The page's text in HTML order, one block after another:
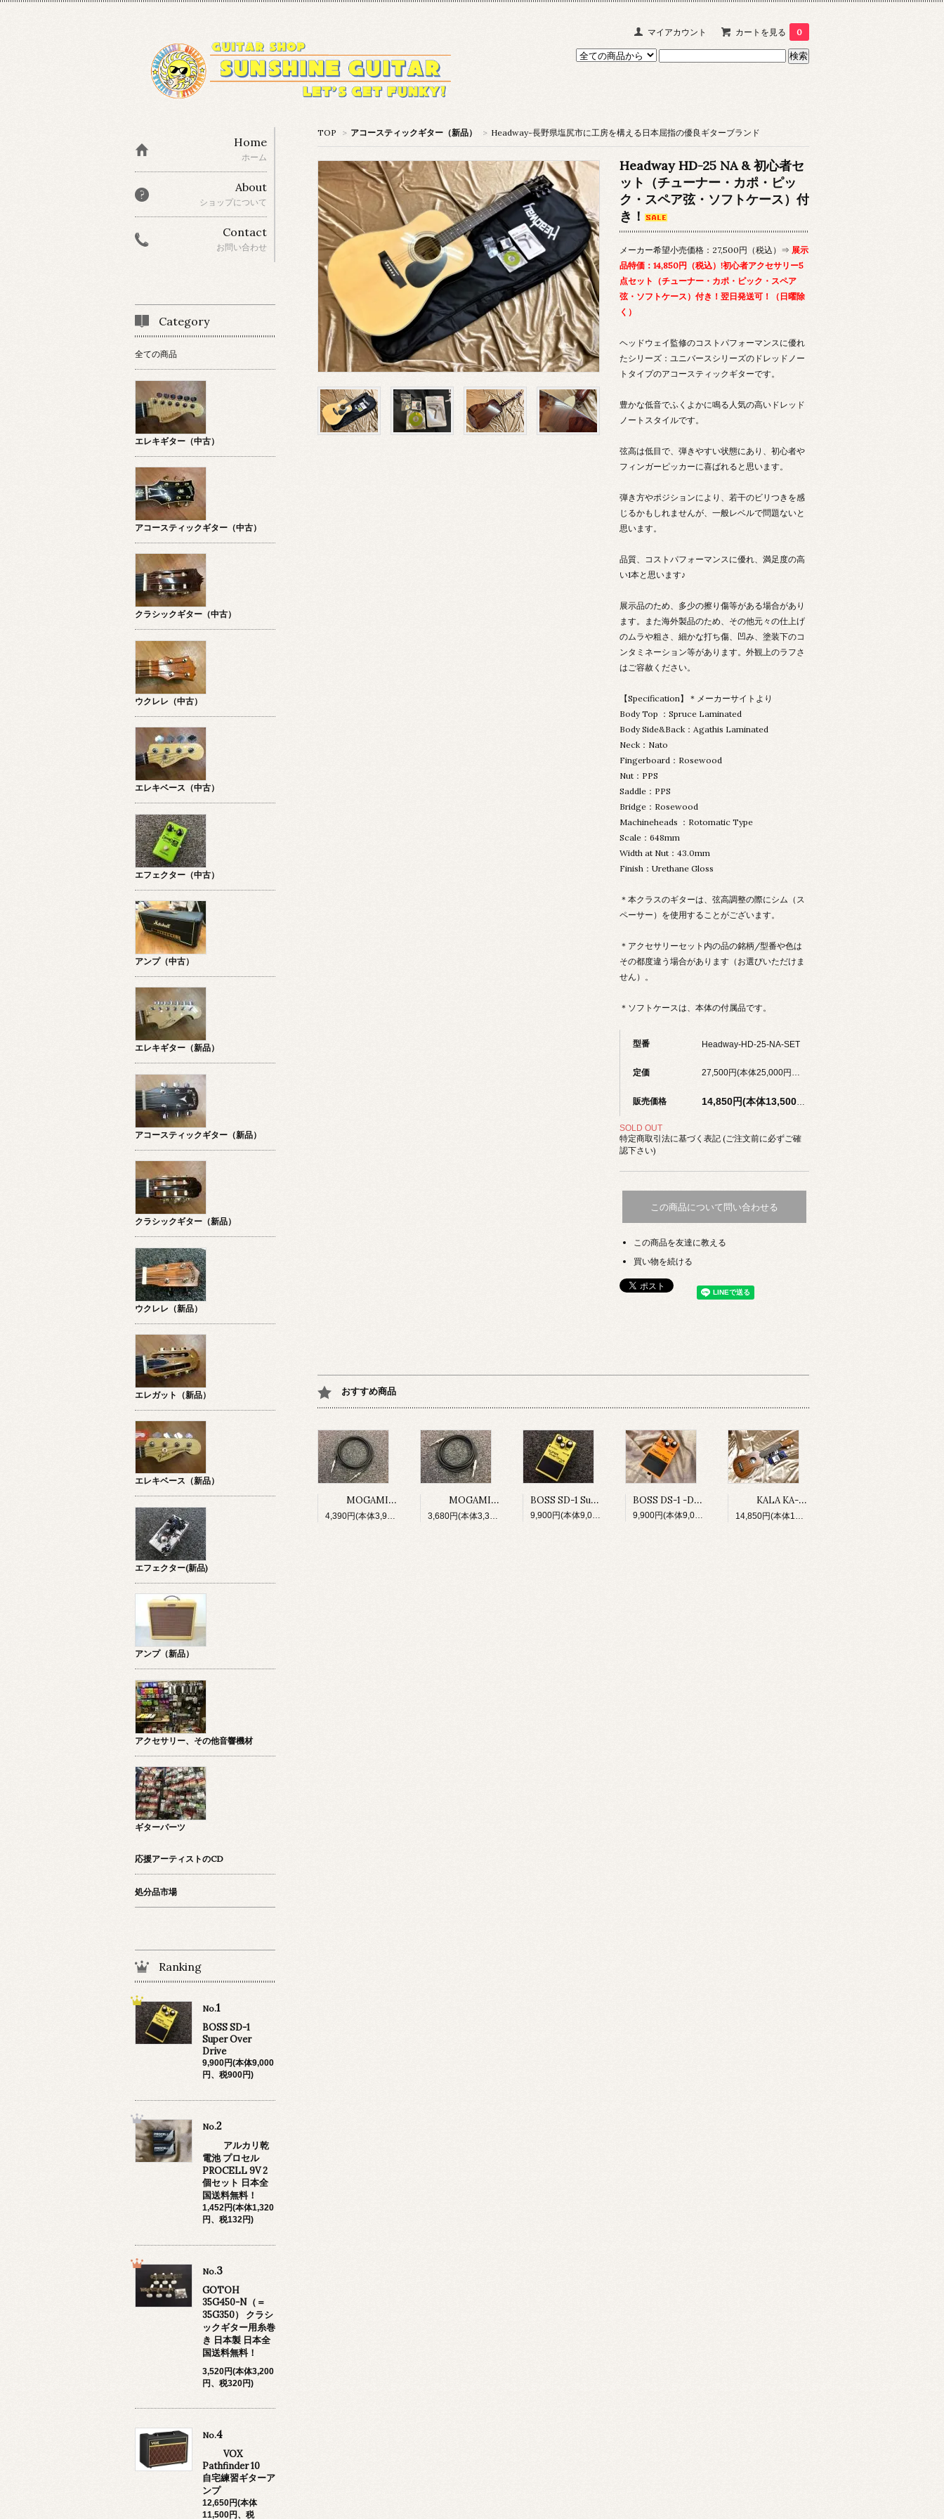
マイアカウント カートを見る 0
TOP > アコースティックギター（新品） > Headway-長野県塩尻市に工房を構える日本屈指の優良ギターブランド
Headway HD-25 NA & 初心者セ
ット（チューナー・カポ・ピッ
ク・スペア弦・ソフトケース）付
き！
メーカー希望小売価格：27,500円（税込）⇒ 展示
品特価：14,850円（税込）!初心者アクセサリー5
点セット（チューナー・カポ・ピック・スペア
弦・ソフトケース）付き！翌日発送可！（日曜除
く）
ヘッドウェイ監修のコストパフォーマンスに優れ
たシリーズ：ユニバースシリーズのドレッドノー
トタイプのアコースティックギターです。
豊かな低音でふくよかに鳴る人気の高いドレッド
ノートスタイルです。
弦高は低目で、弾きやすい状態にあり、初心者や
フィンガーピッカーに喜ばれると思います。
弾き方やポジションにより、若干のビリつきを感
じるかもしれませんが、一般レベルで問題ないと
思います。
品質、コストパフォーマンスに優れ、満足度の高
い1本と思います♪
展示品のため、多少の擦り傷等がある場合があり
ます。また海外製品のため、その他元々の仕上げ
のムラや粗さ、細かな打ち傷、凹み、塗装下のコ
ンタミネーション等があります。外観上のラフさ
はご容赦ください。
【Specification】＊メーカーサイトより
Body Top ：Spruce Laminated
Body Side&Back：Agathis Laminated
Neck：Nato
Fingerboard：Rosewood
Nut：PPS
Saddle：PPS
Bridge：Rosewood
Machineheads ：Rotomatic Type
Scale：648mm
Width at Nut：43.0mm
Finish：Urethane Gloss
＊本クラスのギターは、弦高調整の際にシム（ス
ペーサー）を使用することがございます。
＊アクセサリーセット内の品の銘柄/型番や色は
その都度違う場合があります（お選びいただけま
せん）。
＊ソフトケースは、本体の付属品です。
型番 Headway-HD-25-NA-SET
定価 27,500円(本体25,000円、税2,500円)
販売価格
SOLD OUT
特定商取引法に基づく表記 (ご注文前に必ずご確
認下さい)
この商品について問い合わせる
この商品を友達に教える
買い物を続ける
おすすめ商品
MOGAMI No,2524 w/Switchcraft 280 プラグ 5M 日本全国送料無料！
4,390円(本体3,991円、税399円)
MOGAMI No,2524 w/Switchcraft 280 プラグ 3M 日本全国送料無料！
3,680円(本体3,345円、税335円)
BOSS SD-1 Super Over Drive
9,900円(本体9,000円、税900円)
BOSS DS-1 -Distortion-
9,900円(本体9,000円、税900円)
KALA KA-S ソプラノ・ウクレレ ＆初心者セット（チューナー、ストラップボタン×2、ソフトケース）
14,850円(本体13,500円、税1,350円)
Home
ホーム
About
ショップについて
Contact
お問い合わせ
Category
全ての商品
エレキギター（中古）
アコースティックギター（中古）
クラシックギター（中古）
ウクレレ（中古）
エレキベース（中古）
エフェクター（中古）
アンプ（中古）
エレキギター（新品）
アコースティックギター（新品）
クラシックギター（新品）
ウクレレ（新品）
エレガット（新品）
エレキベース（新品）
エフェクター(新品)
アンプ（新品）
アクセサリー、その他音響機材
ギターパーツ
応援アーティストのCD
処分品市場
Ranking
No.1
BOSS SD-1
Super Over
Drive
9,900円(本体9,000
円、税900円)
No.2
アルカリ乾
電池 プロセル
PROCELL 9V 2
個セット 日本全
国送料無料！
1,452円(本体1,320
円、税132円)
No.3
GOTOH
35G450-N（＝
35G350） クラシ
ックギター用糸巻
き 日本製 日本全
国送料無料！
3,520円(本体3,200
円、税320円)
No.4
VOX
Pathfinder 10
自宅練習ギターア
ンプ
12,650円(本体
11,500円、税